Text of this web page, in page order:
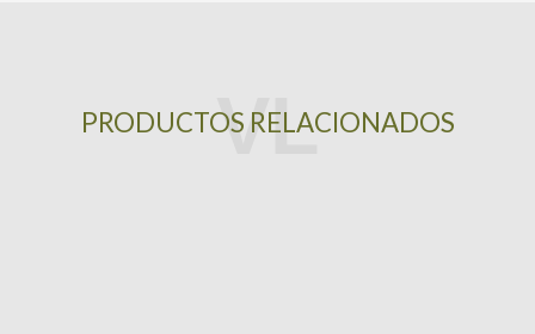
PRODUCTOS RELACIONADOS